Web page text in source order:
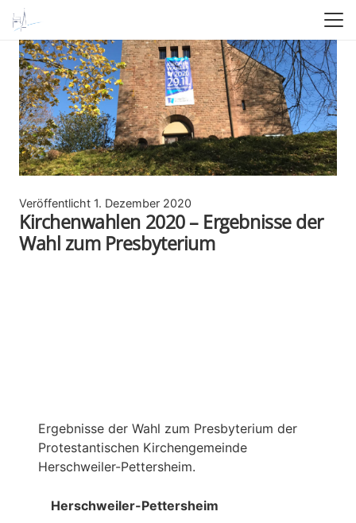
Veröffentlicht 1. Dezember 2020
Kirchenwahlen 2020 – Ergebnisse der
Wahl zum Presbyterium
Ergebnisse der Wahl zum Presbyterium der
Protestantischen Kirchengemeinde
Herschweiler-Pettersheim.
Herschweiler-Pettersheim